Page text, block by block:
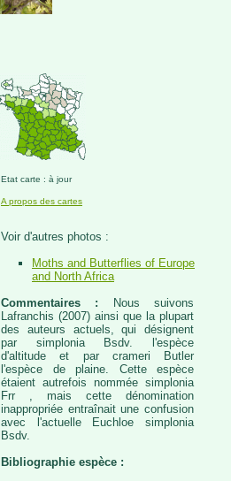
Etat carte : à jour
A propos des cartes
Voir d'autres photos :
Moths and Butterflies of Europe
and North Africa
Commentaires :
Nous suivons
Lafranchis (2007) ainsi que la plupart
des auteurs actuels, qui désignent
par simplonia Bsdv. l'espèce
d'altitude et par crameri Butler
l'espèce de plaine. Cette espèce
étaient autrefois nommée simplonia
Frr , mais cette dénomination
inappropriée entraînait une confusion
avec l'actuelle Euchloe simplonia
Bsdv.
Bibliographie espèce :